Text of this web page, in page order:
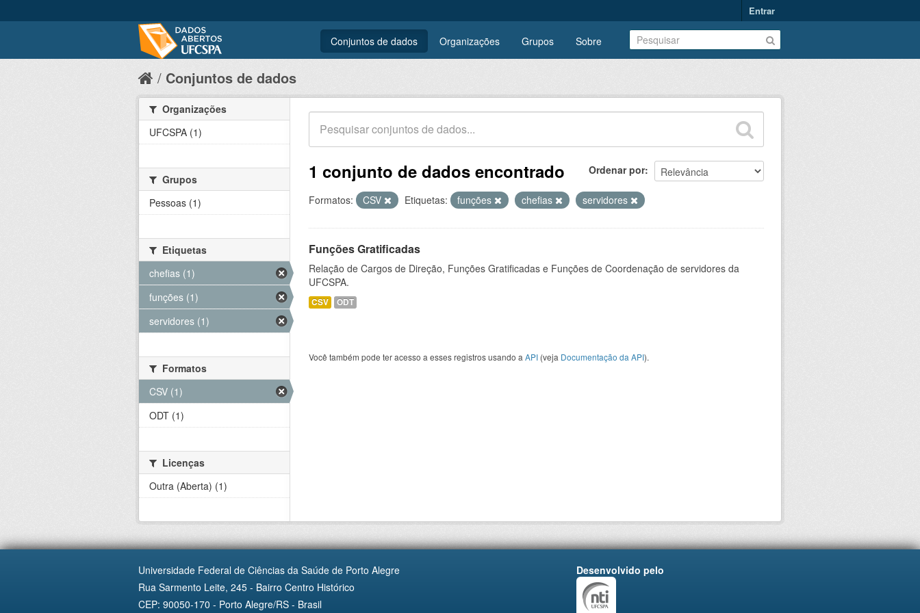
Entrar
Conjuntos de dados Organizações Grupos Sobre
Conjuntos de dados
Ordenar por
1 conjunto de dados encontrado
Formatos: CSV Etiquetas: funções chefias servidores
Funções Gratificadas
Relação de Cargos de Direção, Funções Gratificadas e Funções de Coordenação de servidores da
UFCSPA.
CSV ODT
Você também pode ter acesso a esses registros usando a API (veja Documentação da API).
Organizações
UFCSPA (1)
Grupos
Pessoas (1)
Etiquetas
chefias (1)
funções (1)
servidores (1)
Formatos
CSV (1)
ODT (1)
Licenças
Outra (Aberta) (1)
Universidade Federal de Ciências da Saúde de Porto Alegre
Rua Sarmento Leite, 245 - Bairro Centro Histórico
CEP: 90050-170 - Porto Alegre/RS - Brasil
Desenvolvido pelo